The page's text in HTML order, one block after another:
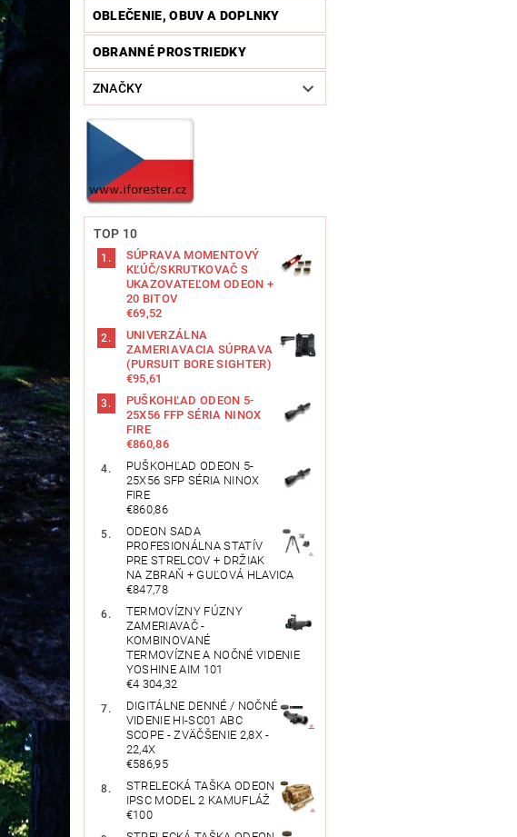
OBLEČENIE, OBUV A DOPLNKY
OBRANNÉ PROSTRIEDKY
ZNAČKY
TOP 10
SÚPRAVA MOMENTOVÝ
KĽÚČ/SKRUTKOVAČ S
UKAZOVATEĽOM ODEON +
20 BITOV
€69,52
UNIVERZÁLNA
ZAMERIAVACIA SÚPRAVA
(PURSUIT BORE SIGHTER)
€95,61
PUŠKOHĽAD ODEON 5-
25X56 FFP SÉRIA NINOX
FIRE
€860,86
PUŠKOHĽAD ODEON 5-
25X56 SFP SÉRIA NINOX
FIRE
€860,86
ODEON SADA
PROFESIONÁLNA STATÍV
PRE STRELCOV + DRŽIAK
NA ZBRAŇ + GUĽOVÁ HLAVICA
€847,78
TERMOVÍZNY FÚZNY
ZAMERIAVAČ -
KOMBINOVANÉ
TERMOVÍZNE A NOČNÉ VIDENIE
YOSHINE AIM 101
€4 304,32
DIGITÁLNE DENNÉ / NOČNÉ
VIDENIE HI-SC01 ABC
SCOPE - ZVÄČŠENIE 2,8X -
22,4X
€586,95
STRELECKÁ TAŠKA ODEON
IPSC MODEL 2 KAMUFLÁŽ
€100